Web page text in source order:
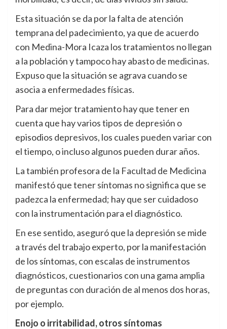
Esta situación se da por la falta de atención
temprana del padecimiento, ya que de acuerdo
con Medina-Mora Icaza los tratamientos no llegan
a la población y tampoco hay abasto de medicinas.
Expuso que la situación se agrava cuando se
asocia a enfermedades físicas.
Para dar mejor tratamiento hay que tener en
cuenta que hay varios tipos de depresión o
episodios depresivos, los cuales pueden variar con
el tiempo, o incluso algunos pueden durar años.
La también profesora de la Facultad de Medicina
manifestó que tener síntomas no significa que se
padezca la enfermedad; hay que ser cuidadoso
con la instrumentación para el diagnóstico.
En ese sentido, aseguró que la depresión se mide
a través del trabajo experto, por la manifestación
de los síntomas, con escalas de instrumentos
diagnósticos, cuestionarios con una gama amplia
de preguntas con duración de al menos dos horas,
por ejemplo.
Enojo o irritabilidad, otros síntomas